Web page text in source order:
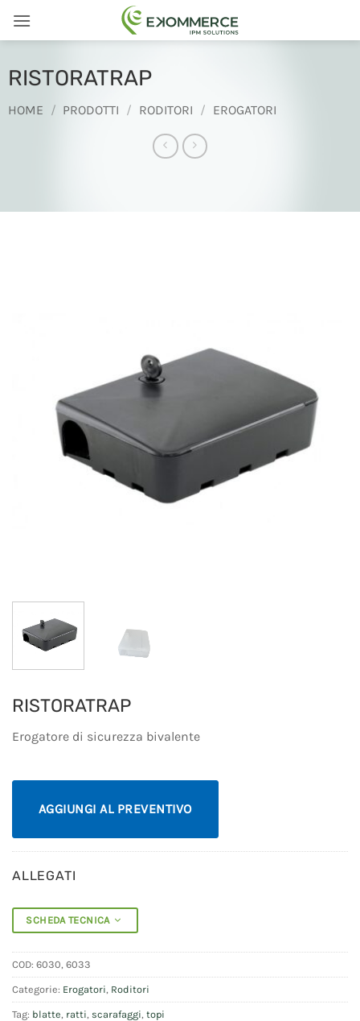
RISTORATRAP
HOME / PRODOTTI / RODITORI / EROGATORI
RISTORATRAP
Erogatore di sicurezza bivalente
AGGIUNGI AL PREVENTIVO
ALLEGATI
SCHEDA TECNICA
COD: 6030, 6033
Categorie: Erogatori Roditori
Tag: blatte ratti scarafaggi topi